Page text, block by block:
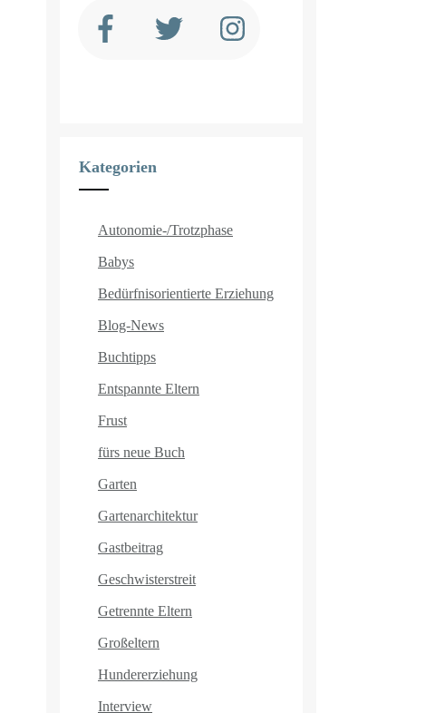
Kategorien
Autonomie-/Trotzphase
Babys
Bedürfnisorientierte Erziehung
Blog-News
Buchtipps
Entspannte Eltern
Frust
fürs neue Buch
Garten
Gartenarchitektur
Gastbeitrag
Geschwisterstreit
Getrennte Eltern
Großeltern
Hundererziehung
Interview